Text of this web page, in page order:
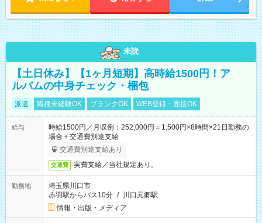
未読
【土日休み】【1ヶ月短期】高時給1500円！ア
ルバムの中身チェック・梱包
派遣 職種未経験OK ブランクOK WEB登録・面接OK
給与
時給1500円／月収例：252,000円＝1,500円×8時間×21日勤務の
場合＋交通費別途支給
交通費別途支給あり
交通費 実費支給／当社規定あり。
勤務地
埼玉県川口市
赤羽駅からバス10分 / 川口元郷駅
情報・出版・メディア